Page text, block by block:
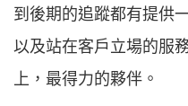
到後期的追蹤都有提供
以及站在客戶立場的服
上，最得力的夥伴。